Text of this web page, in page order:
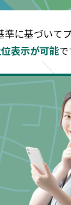
に基づいて
表示が可能で